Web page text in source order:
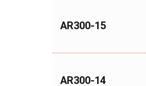
AR300-15
AR300-14